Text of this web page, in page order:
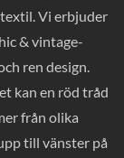
Vi erbjuder
& vintage-
ren design.
kan en röd tråd
från olika
till vänster på